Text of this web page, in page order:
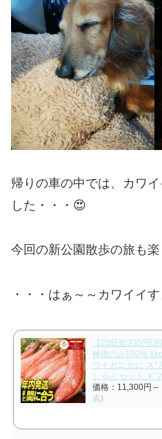
帰りの車の中では、カワ
した・・・😍
今回の新公園散歩の旅も
・・・はぁ～～カワイイ
【23日迄300円
棒肉のみ100%
ワイガニ かに ズ
しゃぶ セット ギ
価格：11,300円
点)